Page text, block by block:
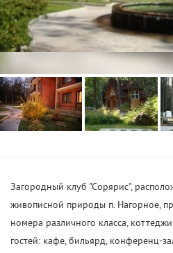
Загородный клуб "Сорярис",
живописной природы п. Нагорное,
номера различного класса,
гостей: кафе, бильярд, конференц-